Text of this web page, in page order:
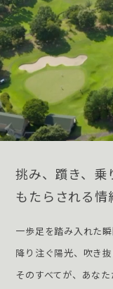
挑み、躓き、乗
もたらされる情
一歩足を踏み入れた
降り注ぐ陽光、吹き
そのすべてが、あな